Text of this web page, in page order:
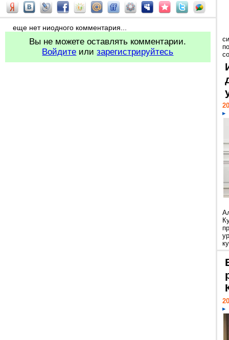
еще нет ниодного комментария...
Вы не можете оставлять комментарии.
Войдите илизарегистрируйтесь